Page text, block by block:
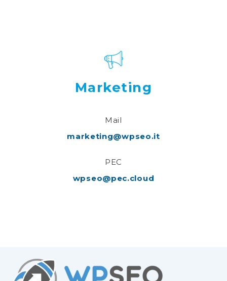
Marketing
Mail
marketing@wpseo.it
PEC
wpseo@pec.cloud